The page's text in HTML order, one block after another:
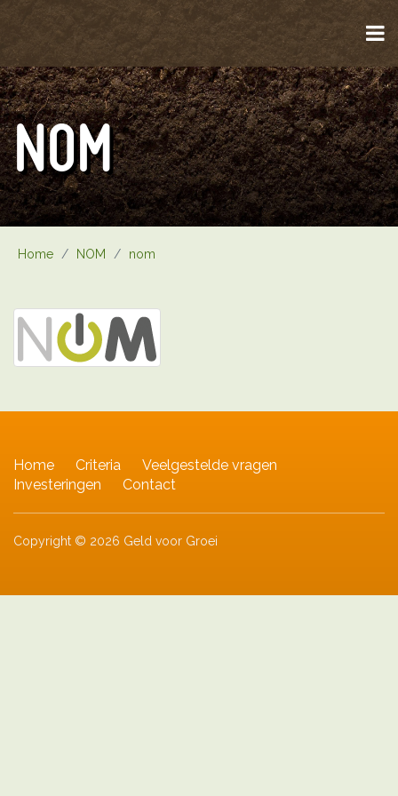
NOM
Home / NOM / nom
Home Criteria
Veelgestelde vragen
Investeringen
Contact
Copyright © 2026 Geld voor Groei